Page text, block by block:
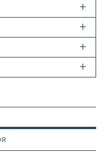
+
+
+
+